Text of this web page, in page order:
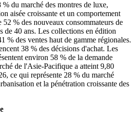
du marché des montres de luxe,
aisée croissante et un comportement
52 % des nouveaux consommateurs de
de 40 ans. Les collections en édition
% des ventes haut de gamme régionales.
38 % des décisions d'achat. Les
environ 58 % de la demande
de l'Asie-Pacifique a atteint 9,80
ce qui représente 28 % du marché
et la pénétration croissante des